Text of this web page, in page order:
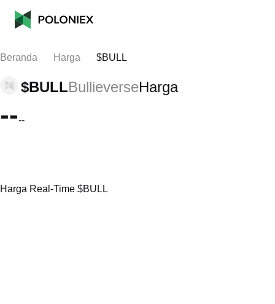
Beranda Harga $BULL
$BULLBullieverseHarga
----
Harga Real-Time $BULL